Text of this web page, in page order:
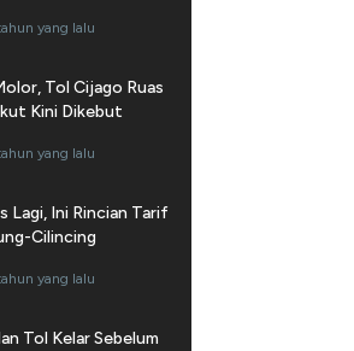
yang lalu
Tol Cijago Ruas
Kini Dikebut
yang lalu
Lagi, Ini Rincian Tarif
Cilincing
yang lalu
Tol Kelar Sebelum